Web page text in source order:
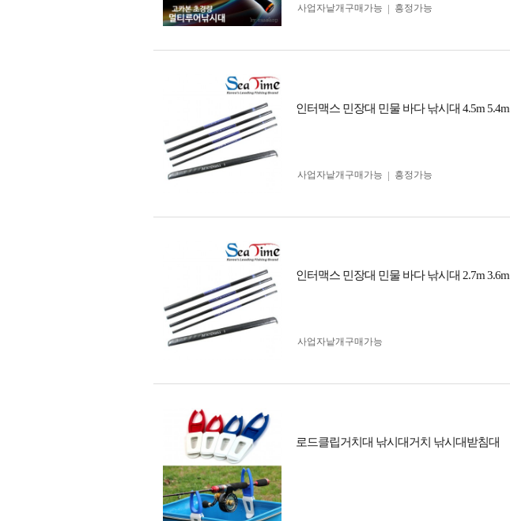
사업자 낱개구매가능 흥정가능
인터맥스 민장대 민물 바다 낚시대 4.5m 5.4m
사업자 낱개구매가능 흥정가능
인터맥스 민장대 민물 바다 낚시대 2.7m 3.6m
사업자 낱개구매가능
로드클립거치대 낚시대거치 낚시대받침대